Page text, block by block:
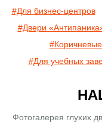
#Для бизнес-центров
#Двери
#Коричневые
#Для учебных
Фотогалерея глухих